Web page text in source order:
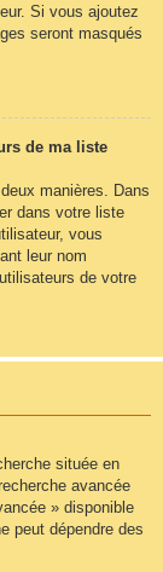
Si vous ajoutez
seront masqués
de ma liste
manières. Dans
dans votre liste
vous
leur nom
de votre
située en
avancée
» disponible
peut dépendre des